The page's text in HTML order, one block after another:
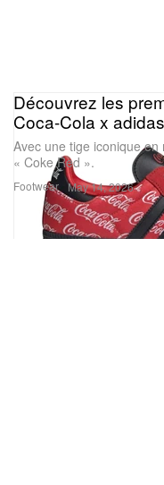
Footwear
Découvrez les
Coca-Cola x
Avec une tige iconique
« Coke Red ».
May 14, 2026